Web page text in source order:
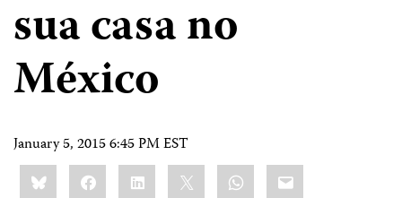
sua casa no
México
January 5, 2015 6:45 PM EST
Share
this:BlueskyFacebookLinkedIn WhatsApp
Email